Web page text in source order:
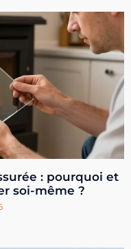
: pourquoi et
soi-même ?